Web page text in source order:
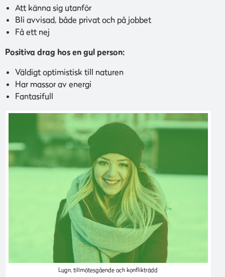
Att känna sig utanför
Bli avvisad, både privat och på jobbet
Få ett nej
Positiva drag hos en gul person:
Väldigt optimistisk till naturen
Har massor av energi
Fantasifull
Lugn, tillmötesgående och konflikträdd